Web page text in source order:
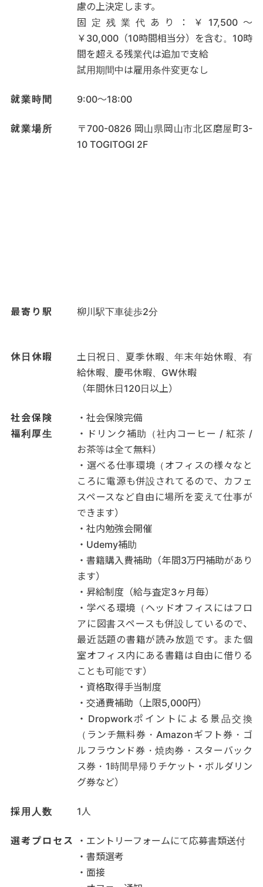
慮の上決定します。
固定残業代あり：￥17,500〜
￥30,000（10時間相当分）を含む。10時
間を超える残業代は追加で支給
試用期間中は雇用条件変更なし
就業時間 9:00～18:00
就業場所
〒700-0826 岡山県岡山市北区磨屋町3-
10 TOGITOGI 2F
最寄り駅 柳川駅下車徒歩2分
休日休暇
土日祝日、夏季休暇、年末年始休暇、有
給休暇、慶弔休暇、GW休暇
（年間休日120日以上）
社会保険
福利厚生
・社会保険完備
・ドリンク補助（社内コーヒー / 紅茶 /
お茶等は全て無料）
・選べる仕事環境（オフィスの様々なと
ころに電源も併設されてるので、カフェ
スペースなど自由に場所を変えて仕事が
できます）
・社内勉強会開催
・Udemy補助
・書籍購入費補助（年間3万円補助があり
ます）
・昇給制度（給与査定3ヶ月毎）
・学べる環境（ヘッドオフィスにはフロ
アに図書スペースも併設しているので、
最近話題の書籍が読み放題です。また個
室オフィス内にある書籍は自由に借りる
ことも可能です）
・資格取得手当制度
・交通費補助（上限5,000円）
・Dropworkポイントによる景品交換
（ランチ無料券・Amazonギフト券・ゴ
ルフラウンド券・焼肉券・スターバック
ス券・1時間早帰りチケット・ボルダリン
グ券など）
採用人数 1人
選考プロセス
・エントリーフォームにて応募書類送付
・書類選考
・面接